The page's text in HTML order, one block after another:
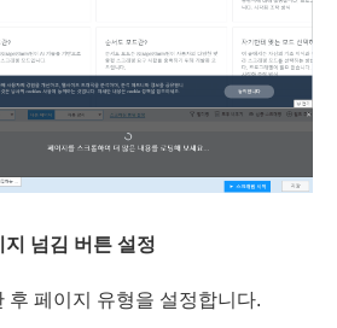
넘김 버튼 설정
후 페이지 유형을 설정합니다.